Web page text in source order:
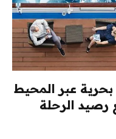
بحرية عبر المحيط
رصيد الرحلة